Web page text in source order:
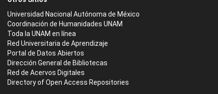
Universidad Nacional Autónoma de México
Coordinación de Humanidades UNAM
Toda la UNAM en línea
Red Universitaria de Aprendizaje
Portal de Datos Abiertos
Dirección General de Bibliotecas
Red de Acervos Digitales
Directory of Open Access Repositories